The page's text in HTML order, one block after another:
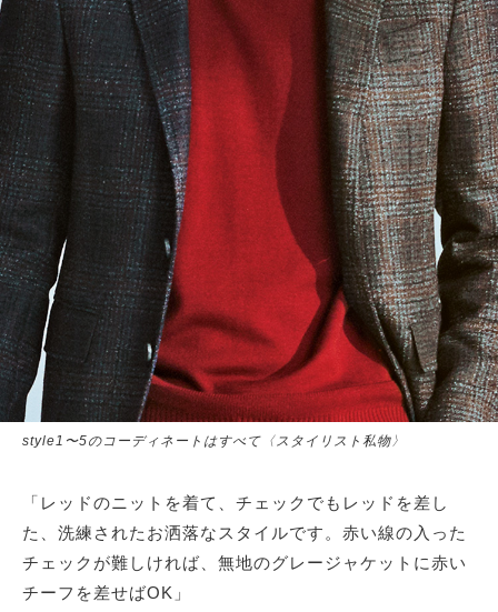
style1〜5のコーディネートはすべて〈スタイリスト私物〉
「レッドのニットを着て、チェックでもレッドを差し
た、洗練されたお洒落なスタイルです。赤い線の入った
チェックが難しければ、無地のグレージャケットに赤い
チーフを差せばOK」